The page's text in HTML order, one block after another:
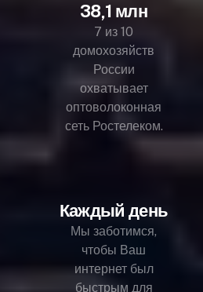
38,1 млн
7 из 10
домохозяйств
России
охватывает
оптоволоконная
сеть Ростелеком.
Каждый день
Мы заботимся,
чтобы Ваш
интернет был
быстрым для